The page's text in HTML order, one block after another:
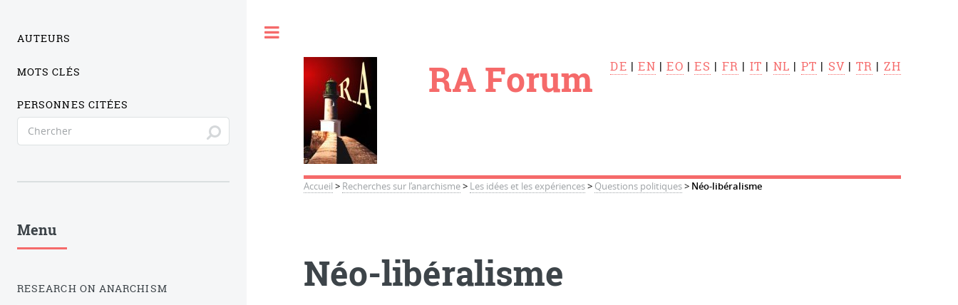
RA Forum DE |EN |EO |ES | FR | IT | NL | PT | SV | TR | ZH
Accueil > Recherches sur l’anarchisme> Les idées et les expériences> Questions politiques> Néo-libéralisme
Néo-libéralisme
AUTEURS
MOTS CLÉS
PERSONNES CITÉES
Menu
RESEARCH ON ANARCHISM